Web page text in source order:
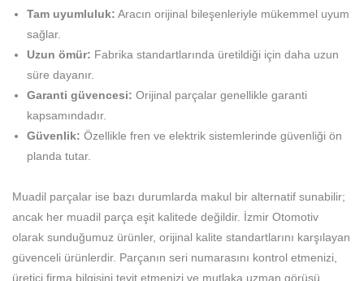
Tam uyumluluk: Aracın orijinal bileşenleriyle mükemmel uyum
sağlar.
Uzun ömür: Fabrika standartlarında üretildiği için daha uzun
süre dayanır.
Garanti güvencesi: Orijinal parçalar genellikle garanti
kapsamındadır.
Güvenlik: Özellikle fren ve elektrik sistemlerinde güvenliği ön
planda tutar.
Muadil parçalar ise bazı durumlarda makul bir alternatif sunabilir;
ancak her muadil parça eşit kalitede değildir. İzmir Otomotiv
olarak sunduğumuz ürünler, orijinal kalite standartlarını karşılayan
güvenceli ürünlerdir. Parçanın seri numarasını kontrol etmenizi,
üretici firma bilgisini teyit etmenizi ve mutlaka uzman görüşü